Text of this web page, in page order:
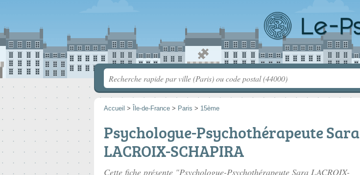
Accueil > Île-de-France > Paris > 15ème
Psychologue-Psychothérapeute Sara
LACROIX-SCHAPIRA
Cette fiche présente "Psychologue-Psychothérapeute Sara LACROIX-